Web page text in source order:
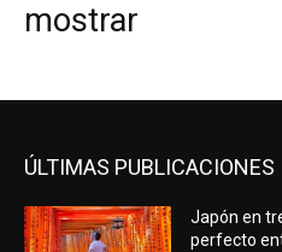
mostrar
ÚLTIMAS PUBLICACIONES
Japón en
perfecto